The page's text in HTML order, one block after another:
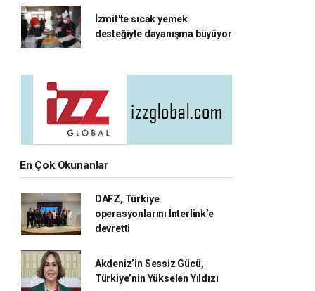
İzmit'te sıcak yemek
desteğiyle dayanışma büyüyor
En Çok Okunanlar
DAFZ, Türkiye
operasyonlarını Interlink’e
devretti
Akdeniz’in Sessiz Gücü,
Türkiye’nin Yükselen Yıldızı